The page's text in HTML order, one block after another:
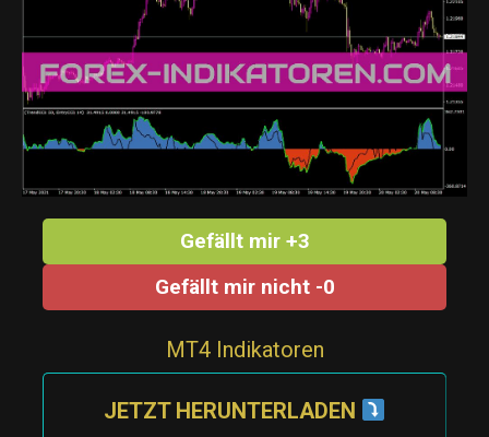
Gefällt mir +3
Gefällt mir nicht -0
MT4 Indikatoren
JETZT HERUNTERLADEN